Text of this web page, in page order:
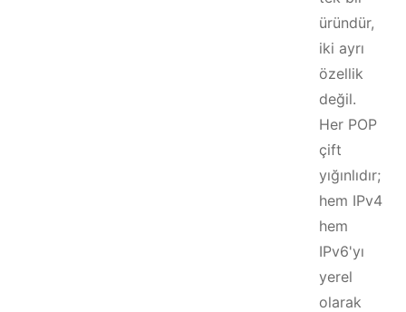
üründür,
iki ayrı
özellik
değil.
Her POP
çift
yığınlıdır;
hem IPv4
hem
IPv6'yı
yerel
olarak